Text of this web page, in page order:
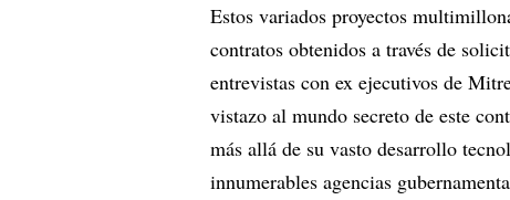
Estos variados proyectos
contratos obtenidos a través de
entrevistas con ex ejecutivos de
vistazo al mundo secreto de este
más allá de su vasto desarrollo
innumerables agencias